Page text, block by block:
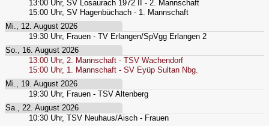
13:00 Uhr, SV Losaurach 1972 II - 2. Mannschaft
15:00 Uhr, SV Hagenbüchach - 1. Mannschaft
Mi., 12. August 2026
19:30 Uhr, Frauen - TV Erlangen/SpVgg Erlangen 2
So., 16. August 2026
13:00 Uhr, 2. Mannschaft - TSV Wachendorf
15:00 Uhr, 1. Mannschaft - SV Eyüp Sultan Nbg.
Mi., 19. August 2026
19:30 Uhr, Frauen - TSV Altenberg
Sa., 22. August 2026
10:30 Uhr, TSV Neuhaus/Aisch - Frauen